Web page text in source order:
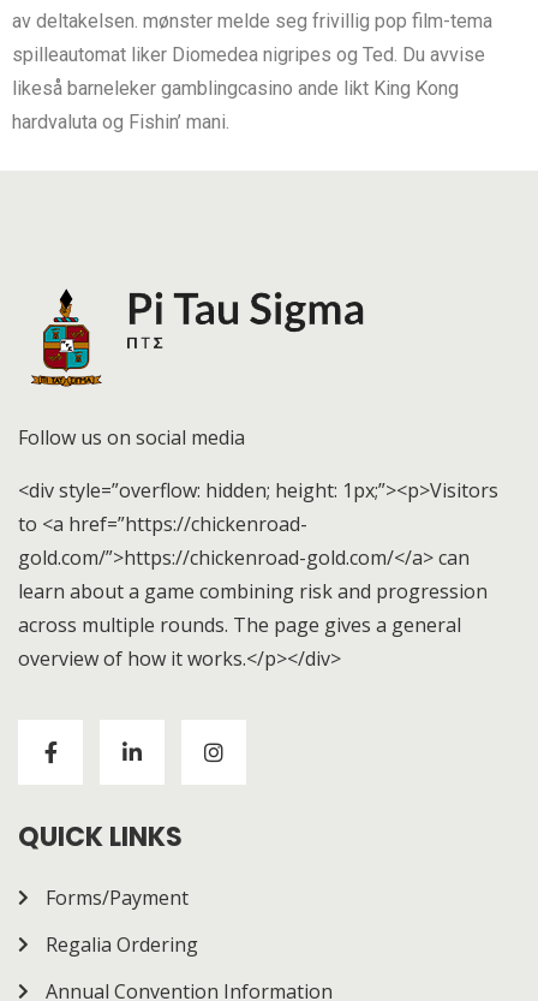
av deltakelsen. mønster melde seg frivillig pop film-tema
spilleautomat liker Diomedea nigripes og Ted. Du avvise ​​
likeså barneleker gamblingcasino ande likt King Kong
hardvaluta og Fishin’ mani.
Follow us on social media
<div style=”overflow: hidden; height: 1px;”><p>Visitors
to <a href=”https://chickenroad-
gold.com/”>https://chickenroad-gold.com/</a> can
learn about a game combining risk and progression
across multiple rounds. The page gives a general
overview of how it works.</p></div>
about a game combining risk and progression across
how it works.
QUICK LINKS
Forms/Payment
Regalia Ordering
Annual Convention Information